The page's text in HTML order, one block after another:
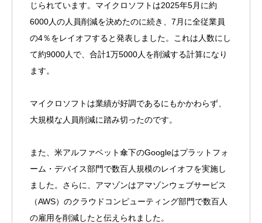
じられています。マイクロソフトは2025年5月に約
6000人の人員削減を決めたのに続き、7月に全従業員
の4％をレイオフすると発表しました。これは人数にし
て約9000人で、合計1万5000人を削減する計算になり
ます。
マイクロソフトは業績が好調であるにもかかわらず、
大規模な人員削減に踏み切ったのです。
また、米アルファベット傘下のGoogleはプラットフォ
ーム・デバイス部門で数百人規模のレイオフを実施し
ました。さらに、アマゾンはアマゾンウェブサービス
（AWS）のクラウドコンピューティング部門で数百人
の雇用を削減したと伝えられました。